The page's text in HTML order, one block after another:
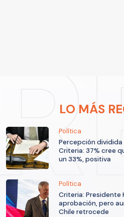
LO MÁS
Política
Percepción
Criteria: 37% cree
un 33%, positiva
Política
Criteria: Presidente
aprobación, pero
Chile retrocede